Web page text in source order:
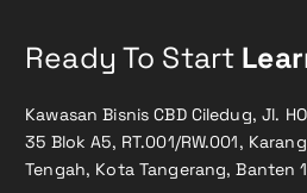
Ready To Start
Kawasan Bisnis CBD Ciledug, Jl.
35 Blok A5, RT.001/RW.001,
Tengah, Kota Tangerang, Banten